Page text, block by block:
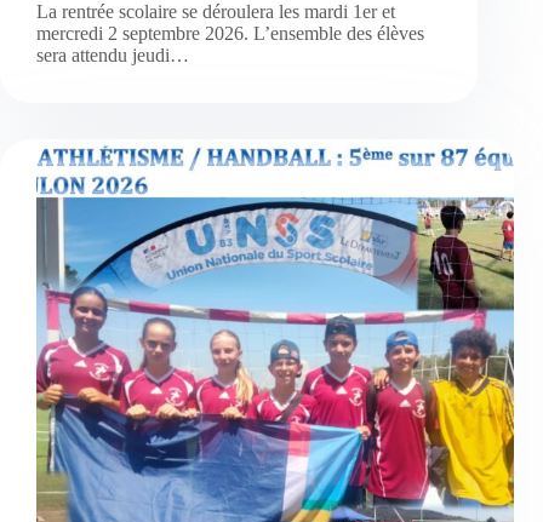
La rentrée scolaire se déroulera les mardi 1er et
mercredi 2 septembre 2026. L’ensemble des élèves
sera attendu jeudi…